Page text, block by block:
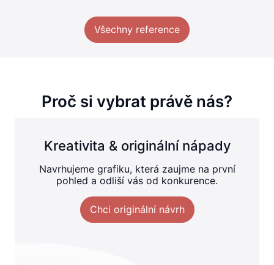
Všechny reference
Proč si vybrat právě nás?
Kreativita & originální nápady
Navrhujeme grafiku, která zaujme na první
pohled a odliší vás od konkurence.
Chci originální návrh